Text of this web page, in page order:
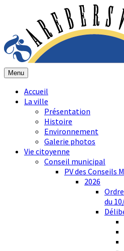
Menu
Accueil
La ville
Présentation
Histoire
Environnement
Galerie photos
Vie citoyenne
Conseil municipal
PV des Conseils
2026
du